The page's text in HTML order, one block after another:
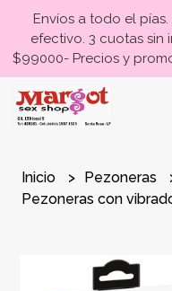
Envíos a todo el
efectivo. 3 cuotas sin
$99000- Precios y
Inicio
Pezoneras
Pezoneras con